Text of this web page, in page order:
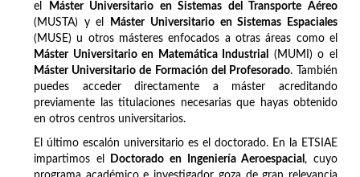
el
Máster Universitario en Sistemas del Transporte Aéreo
(MUSTA) y el
Máster Universitario en Sistemas Espaciales
(MUSE) u otros másteres enfocados a otras áreas como el
Máster Universitario en Matemática Industrial
(MUMI) o el
Máster Universitario de Formación del Profesorado. También
puedes acceder directamente a máster acreditando
previamente las titulaciones necesarias que hayas obtenido
en otros centros universitarios.
El último escalón universitario es el doctorado. En la ETSIAE
impartimos el
Doctorado en Ingeniería Aeroespacial, cuyo